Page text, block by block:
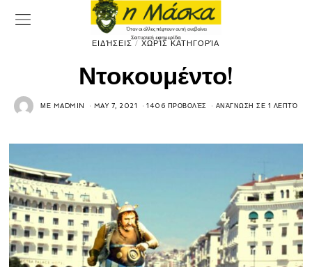
ΕΙΔΉΣΕΙΣ / ΧΩΡΊΣ ΚΑΤΗΓΟΡΊΑ
Ντοκουμέντο!
ΜΕ MADMIN MAY 7, 2021 1406 ΠΡΟΒΟΛΈΣ ΑΝΆΓΝΩΣΗ ΣΕ 1 ΛΕΠΤΌ